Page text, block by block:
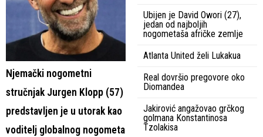
Njemački nogometni
stručnjak Jurgen Klopp (57)
predstavljen je u utorak kao
voditelj globalnog nogometa
Ubijen je David Owori (27),
jedan od najboljih
nogometaša afričke zemlje
Atlanta United želi Lukakua
Real dovršio pregovore oko
Diomandea
Jakirović angažovao grčkog
golmana Konstantinosa
Tzolakisa